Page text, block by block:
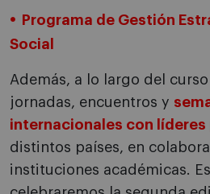
Programa de Gestión
Social
Además, a lo largo del
jornadas, encuentros y
internacionales con líderes
distintos países, en
instituciones académicas.